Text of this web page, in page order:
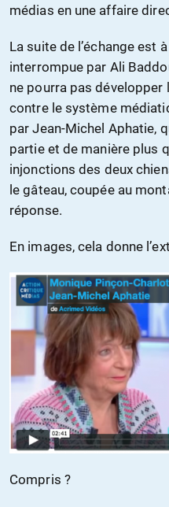
médias en une affaire
La suite de l’échange est à
interrompue par Ali
ne pourra pas développer
contre le système
par Jean-Michel Aphatie,
partie et de manière plus
injonctions des deux
le gâteau, coupée au
réponse.
En images, cela donne
Compris ?